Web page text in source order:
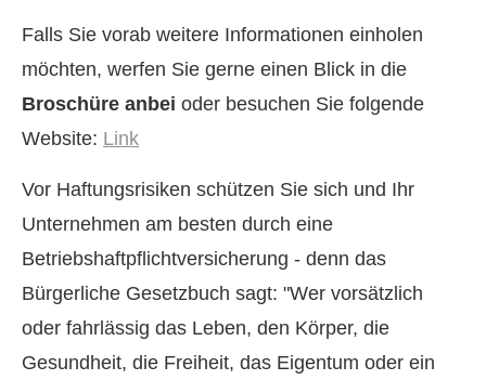
Falls Sie vorab weitere Informationen einholen
möchten, werfen Sie gerne einen Blick in die
Broschüre anbei oder besuchen Sie folgende
Website: Link
Vor Haftungsrisiken schützen Sie sich und Ihr
Unternehmen am besten durch eine
Betriebshaftpflichtversicherung - denn das
Bürgerliche Gesetzbuch sagt: "Wer vorsätzlich
oder fahrlässig das Leben, den Körper, die
Gesundheit, die Freiheit, das Eigentum oder ein